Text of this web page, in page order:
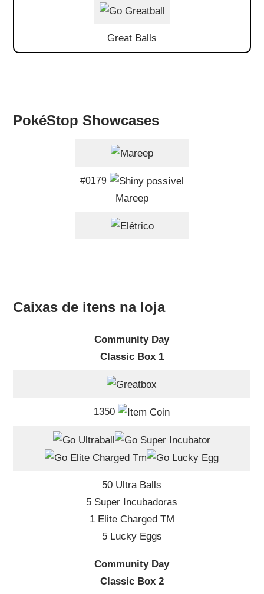
Great Balls
PokéStop Showcases
#0179
Mareep
Caixas de itens na loja
Community Day
Classic Box 1
1350
50 Ultra Balls
5 Super Incubadoras
1 Elite Charged TM
5 Lucky Eggs
Community Day
Classic Box 2